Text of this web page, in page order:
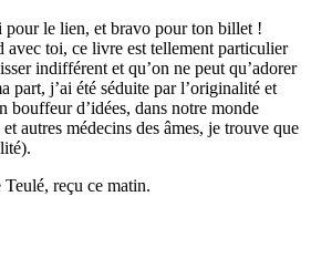
pour le lien, et bravo pour ton billet !
avec toi, ce livre est tellement particulier
indifférent et qu’on ne peut qu’adorer
part, j’ai été séduite par l’originalité et
bouffeur d’idées, dans notre monde
autres médecins des âmes, je trouve que
reçu ce matin.